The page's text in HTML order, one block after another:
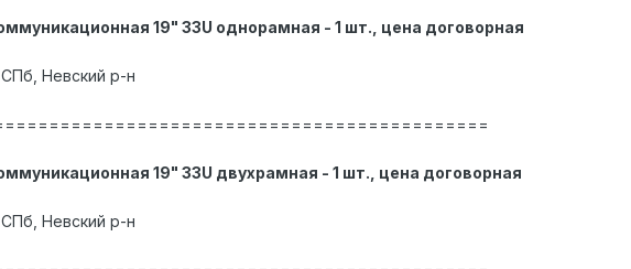
19" 33U однорамная - 1 шт., цена договорная
Невский р-н
19" 33U двухрамная - 1 шт., цена договорная
Невский р-н